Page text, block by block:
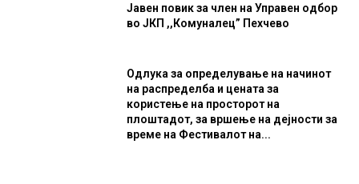
Јавен повик за член на Управен одбор
во ЈКП ,,Комуналец” Пехчево
Одлука за определување на начинот
на распределба и цената за
користење на просторот на
плоштадот, за вршење на дејности за
време на Фестивалот на...